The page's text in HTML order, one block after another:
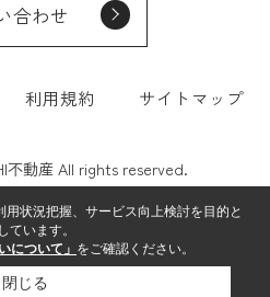
合わせ
利用規約 サイトマップ
不動産 All rights reserved.
状況把握、サービス向上検討を目的と
ています。
について」 をご確認ください。
閉じる